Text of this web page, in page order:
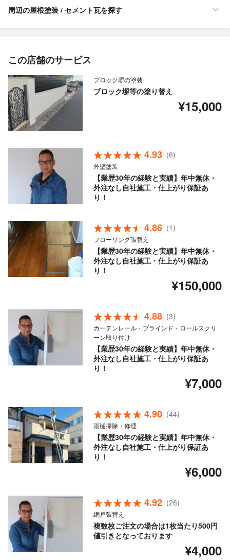
周辺の屋根塗装 / セメント瓦を探す
この店舗のサービス
ブロック塀の塗装
ブロック塀等の塗り替え
¥15,000
4.93 (6)
外壁塗装
【業歴30年の経験と実績】年中無休・
外注なし自社施工・仕上がり保証あ
り！
4.86 (1)
フローリング張替え
【業歴30年の経験と実績】年中無休・
外注なし自社施工・仕上がり保証あ
り！
¥150,000
4.88 (3)
カーテンレール・ブラインド・ロールスクリ
ーン取り付け
【業歴30年の経験と実績】年中無休・
外注なし自社施工・仕上がり保証あ
り！
¥7,000
4.90 (44)
雨樋掃除・修理
【業歴30年の経験と実績】年中無休・
外注なし自社施工・仕上がり保証あ
り！
¥6,000
4.92 (26)
網戸張替え
複数枚ご注文の場合は1枚当たり500円
値引きとなっております
¥4,000